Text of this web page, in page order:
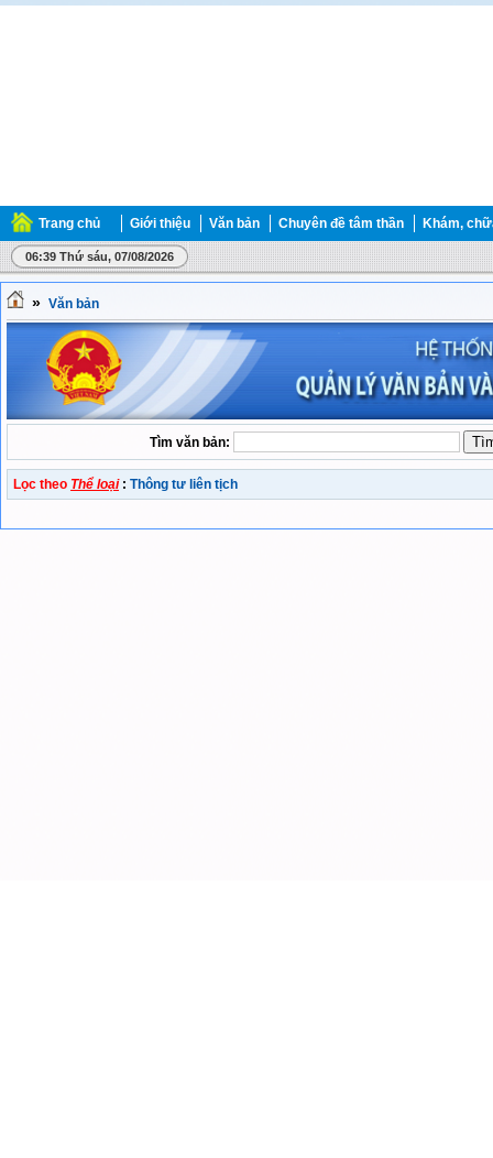
Trang chủ Giới thiệu Văn bản Chuyên đề tâm thần Khám,
06:39 Thứ sáu, 07/08/2026
» Văn bản
Tìm văn bản:
Lọc theo Thể loại: Thông tư liên tịch